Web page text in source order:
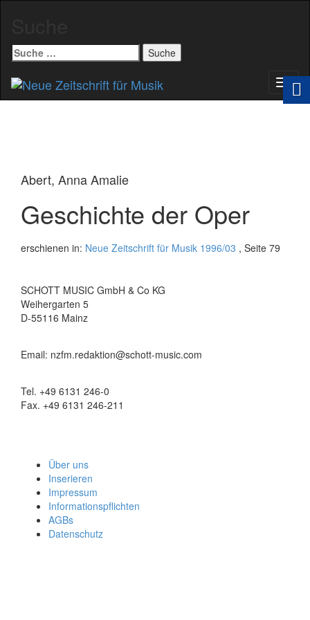
Suche
nach:
Abert, Anna Amalie
Geschichte der Oper
erschienen in: Neue Zeitschrift für Musik 1996/03 , Seite 79
SCHOTT MUSIC GmbH & Co KG
Weihergarten 5
D-55116 Mainz
Email: nzfm.redaktion@schott-music.com
Tel. +49 6131 246-0
Fax. +49 6131 246-211
Über uns
Inserieren
Impressum
Informationspflichten
AGBs
Datenschutz